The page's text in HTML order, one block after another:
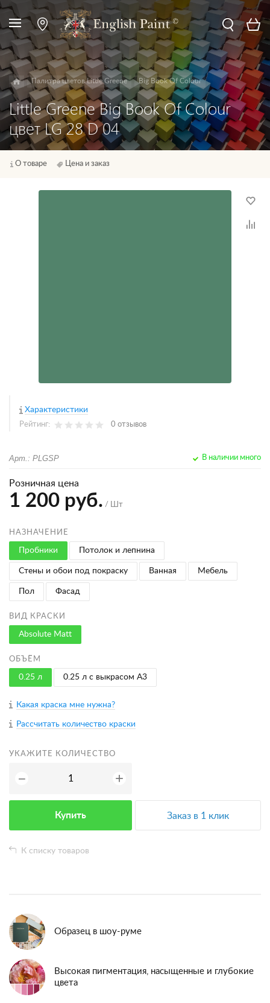
Палитра цветов Little Greene Big Book Of Colour
Little Greene Big Book Of Colour
цвет LG 28 D 04
О товаре Цена и заказ
Характеристики
Рейтинг: 0 отзывов
Арт.: PLGSP В наличии много
Розничная цена
1 200 руб. / Шт
НАЗНАЧЕНИЕ
Пробники Потолок и лепнина
Стены и обои под покраску Ванная Мебель
Пол Фасад
ВИД КРАСКИ
Absolute Matt
ОБЪЁМ
0.25 л 0.25 л с выкрасом A3
Какая краска мне нужна?
Рассчитать количество краски
УКАЖИТЕ КОЛИЧЕСТВО
− +
Купить Заказ в 1 клик
К списку товаров
Образец в шоу-руме
Высокая пигментация, насыщенные и глубокие
цвета